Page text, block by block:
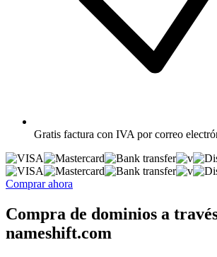
Gratis factura con IVA por correo
Comprar ahora
Compra de dominios a
nameshift.com